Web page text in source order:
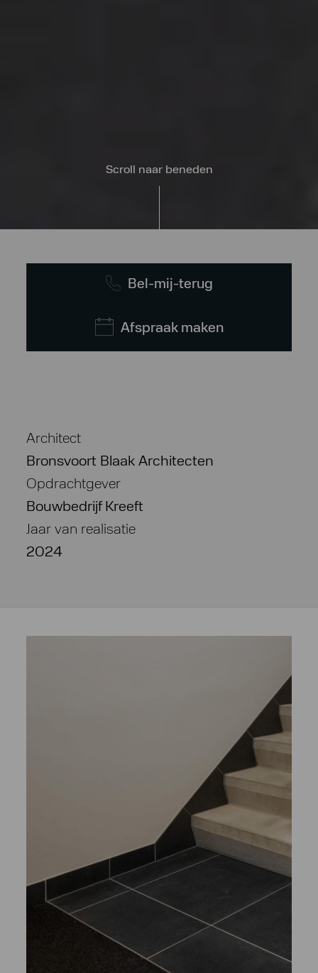
Scroll naar beneden
Bel-mij-terug
Afspraak maken
Architect
Bronsvoort Blaak Architecten
Opdrachtgever
Bouwbedrijf Kreeft
Jaar van realisatie
2024